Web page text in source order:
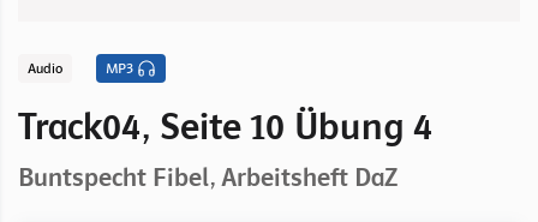
Audio MP3
Track04, Seite 10 Übung 4
Buntspecht Fibel, Arbeitsheft DaZ